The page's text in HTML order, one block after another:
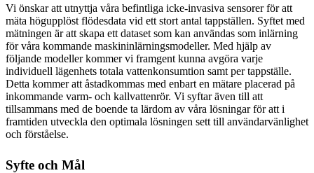
Vi önskar att utnyttja våra befintliga icke-invasiva sensorer för att
mäta högupplöst flödesdata vid ett stort antal tappställen. Syftet med
mätningen är att skapa ett dataset som kan användas som inlärning
för våra kommande maskininlärningsmodeller. Med hjälp av
följande modeller kommer vi framgent kunna avgöra varje
individuell lägenhets totala vattenkonsumtion samt per tappställe.
Detta kommer att åstadkommas med enbart en mätare placerad på
inkommande varm- och kallvattenrör. Vi syftar även till att
tillsammans med de boende ta lärdom av våra lösningar för att i
framtiden utveckla den optimala lösningen sett till användarvänlighet
och förståelse.
Syfte och Mål